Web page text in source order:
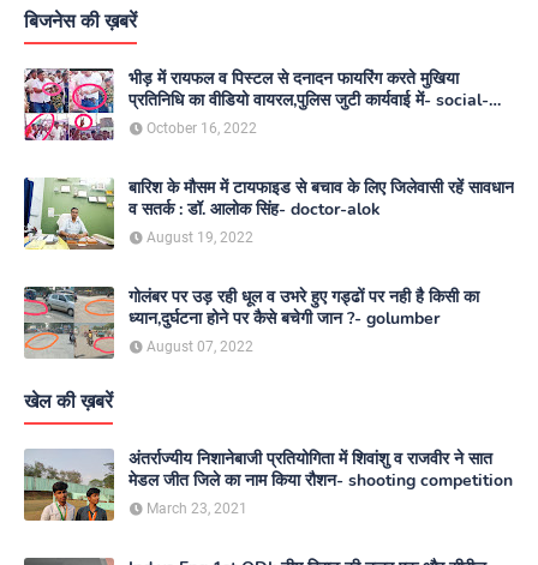
बिजनेस की ख़बरें
भीड़ में रायफल व पिस्टल से दनादन फायरिंग करते मुखिया
प्रतिनिधि का वीडियो वायरल,पुलिस जुटी कार्यवाई में- social-
media
October 16, 2022
बारिश के मौसम में टायफाइड से बचाव के लिए जिलेवासी रहें सावधान
व सतर्क : डॉ. आलोक सिंह- doctor-alok
August 19, 2022
गोलंबर पर उड़ रही धूल व उभरे हुए गड्ढों पर नही है किसी का
ध्यान,दुर्घटना होने पर कैसे बचेगी जान ?- golumber
August 07, 2022
खेल की ख़बरें
अंतर्राज्यीय निशानेबाजी प्रतियोगिता में शिवांशु व राजवीर ने सात
मेडल जीत जिले का नाम किया रौशन- shooting competition
March 23, 2021